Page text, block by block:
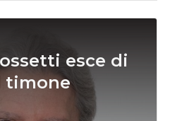
esce di
timone